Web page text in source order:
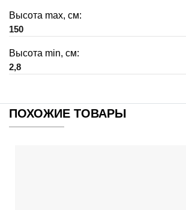
Высота max, см:
150
Высота min, см:
2,8
ПОХОЖИЕ ТОВАРЫ